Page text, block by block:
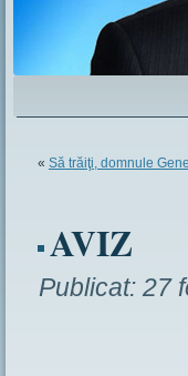
« Să trăiţi, domnule
AVIZ
Publicat: 27